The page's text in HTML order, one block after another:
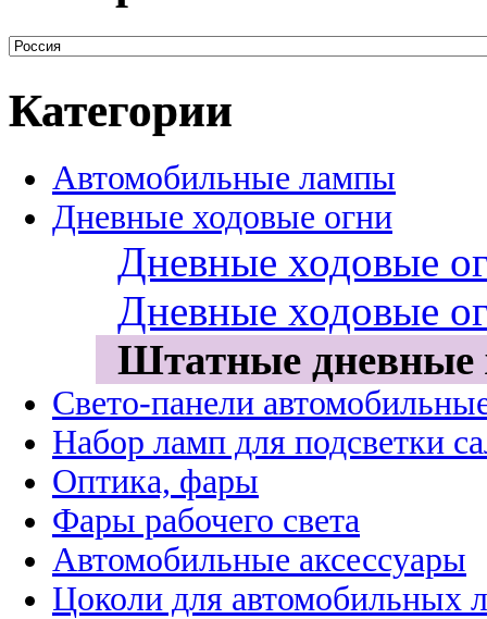
Категории
Автомобильные лампы
Дневные ходовые огни
Дневные ходовые
Дневные ходовые
Штатные дневные
Свето-панели
Набор ламп для подсветки
Оптика, фары
Фары рабочего света
Автомобильные аксессуары
Цоколи для автомобильных